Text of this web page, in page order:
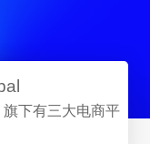
下有三大电商平